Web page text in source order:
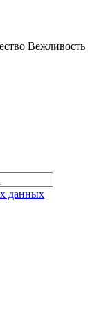
Вежливость
данных